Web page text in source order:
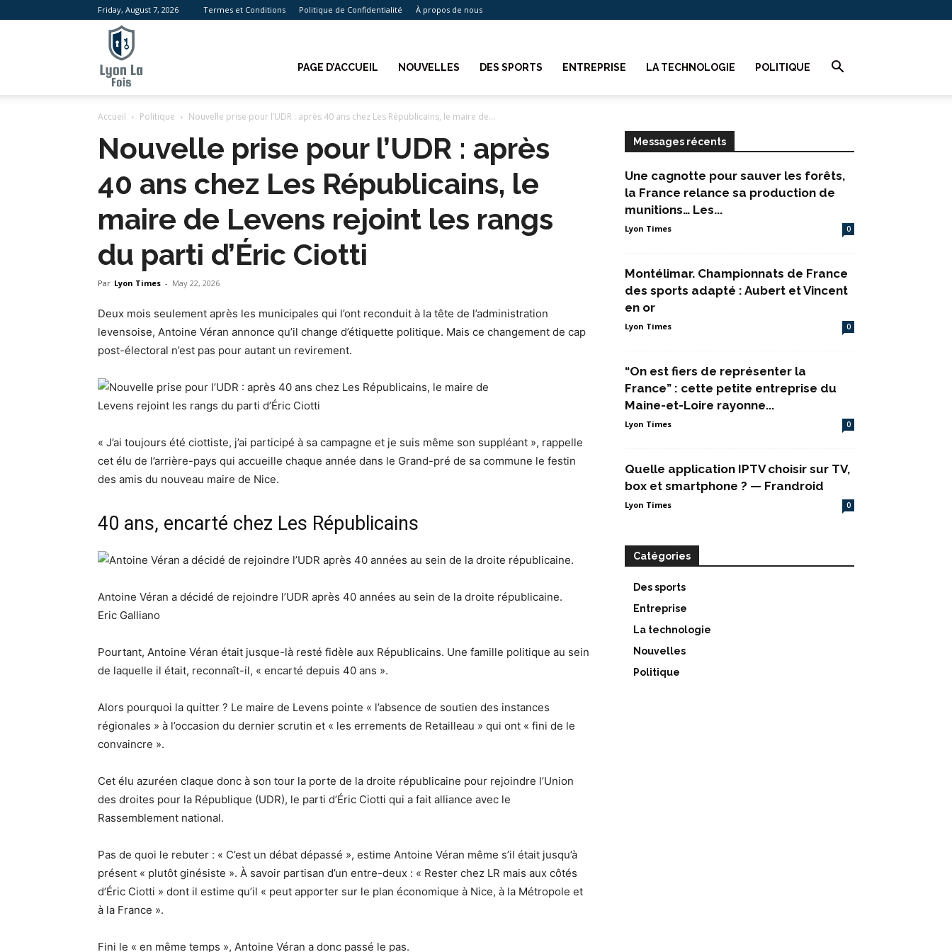
Friday, August 7, 2026 Termes et Conditions Politique de Confidentialité À propos de nous
Fois
PAGE D’ACCUEIL NOUVELLES DES SPORTS ENTREPRISE LA TECHNOLOGIE POLITIQUE
Accueil Politique Nouvelle prise pour l’UDR : après 40 ans chez Les Républicains, le maire de...
Nouvelle prise pour l’UDR : après
40 ans chez Les Républicains, le
maire de Levens rejoint les rangs
du parti d’Éric Ciotti
Par Lyon Times - May 22, 2026
Deux mois seulement après les municipales qui l’ont reconduit à la tête de l’administration
levensoise, Antoine Véran annonce qu’il change d’étiquette politique. Mais ce changement de cap
post-électoral n’est pas pour autant un revirement.
« J’ai toujours été ciottiste, j’ai participé à sa campagne et je suis même son suppléant », rappelle
cet élu de l’arrière-pays qui accueille chaque année dans le Grand-pré de sa commune le festin
des amis du nouveau maire de Nice.
40 ans, encarté chez Les Républicains
Antoine Véran a décidé de rejoindre l’UDR après 40 années au sein de la droite républicaine.
Eric Galliano
Pourtant, Antoine Véran était jusque-là resté fidèle aux Républicains. Une famille politique au sein
de laquelle il était, reconnaît-il, « encarté depuis 40 ans ».
Alors pourquoi la quitter ? Le maire de Levens pointe « l’absence de soutien des instances
régionales » à l’occasion du dernier scrutin et « les errements de Retailleau » qui ont « fini de le
convaincre ».
Cet élu azuréen claque donc à son tour la porte de la droite républicaine pour rejoindre l’Union
des droites pour la République (UDR), le parti d’Éric Ciotti qui a fait alliance avec le
Rassemblement national.
Pas de quoi le rebuter : « C’est un débat dépassé », estime Antoine Véran même s’il était jusqu’à
présent « plutôt ginésiste ». À savoir partisan d’un entre-deux : « Rester chez LR mais aux côtés
d’Éric Ciotti » dont il estime qu’il « peut apporter sur le plan économique à Nice, à la Métropole et
à la France ».
Fini le « en même temps », Antoine Véran a donc passé le pas.
Messages récents
Une cagnotte pour sauver les forêts,
la France relance sa production de
munitions… Les...
Lyon Times 0
Montélimar. Championnats de France
des sports adapté : Aubert et Vincent
en or
Lyon Times 0
“On est fiers de représenter la
France” : cette petite entreprise du
Maine-et-Loire rayonne...
Lyon Times 0
Quelle application IPTV choisir sur TV,
box et smartphone ? — Frandroid
Lyon Times 0
Catégories
Des sports
Entreprise
La technologie
Nouvelles
Politique